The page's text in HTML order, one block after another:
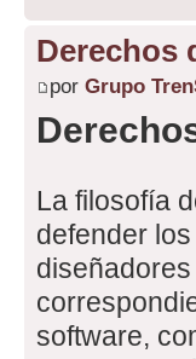
Derechos
por Grupo
La filosofía
defender
software,